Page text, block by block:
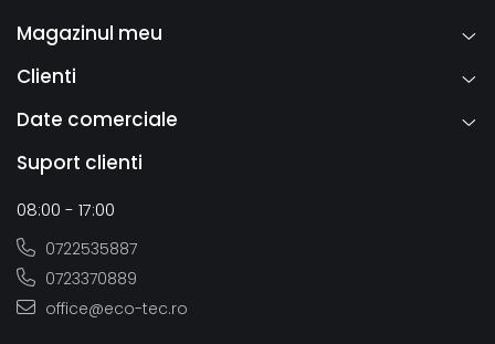
Magazinul meu
Clienti
Date comerciale
Suport clienti
08:00 - 17:00
0722535887
0723370889
office@eco-tec.ro